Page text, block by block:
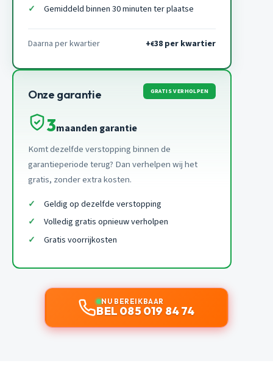
Gemiddeld binnen 30 minuten ter plaatse
Daarna per kwartier +€38 per kwartier
Onze garantie GRATIS VERHOLPEN
3maanden garantie
Komt dezelfde verstopping binnen de
garantieperiode terug? Dan verhelpen wij het
gratis, zonder extra kosten.
Geldig op dezelfde verstopping
Volledig gratis opnieuw verholpen
Gratis voorrijkosten
NU BEREIKBAAR
BEL 085 019 84 74